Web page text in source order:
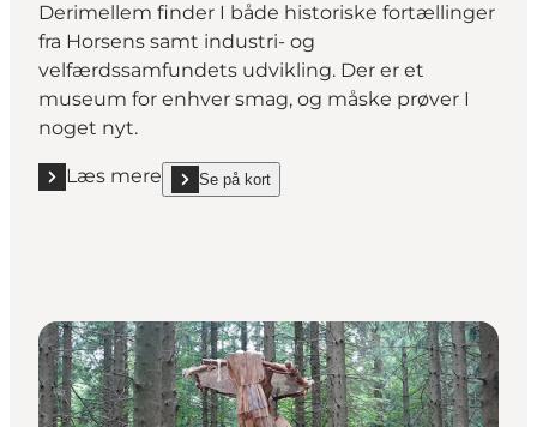
Derimellem finder I både historiske fortællinger
fra Horsens samt industri- og
velfærdssamfundets udvikling. Der er et
museum for enhver smag, og måske prøver I
noget nyt.
Læs mere
Læs mere "Snup fire museer på samme billet"
Se på kort
show Snup fire museer på samme billet on_map